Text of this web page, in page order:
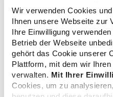
Wir verwenden Cookies
Ihnen unsere Webseite zur
Ihre Einwilligung
Betrieb der Webseite
gehört das Cookie unserer
Plattform, mit dem wir
verwalten. Mit Ihrer
Cookies, um zu